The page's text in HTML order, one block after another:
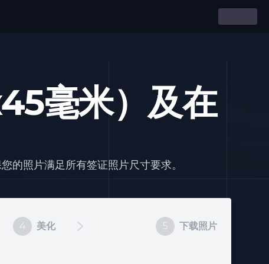
毫米）及在
的照片满足所有签证照片尺寸要求。
4 美化 5 下载照片